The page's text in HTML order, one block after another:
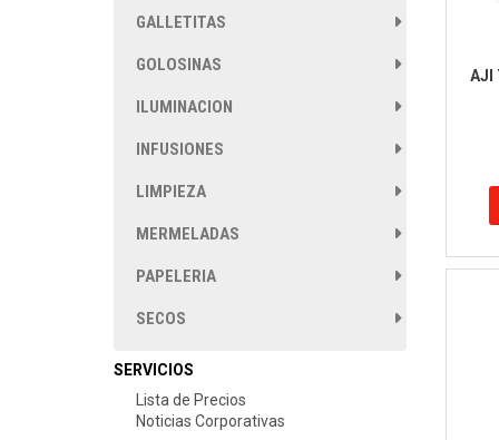
GALLETITAS
GOLOSINAS
ILUMINACION
INFUSIONES
LIMPIEZA
MERMELADAS
PAPELERIA
SECOS
SERVICIOS
Lista de Precios
Noticias Corporativas
AJI